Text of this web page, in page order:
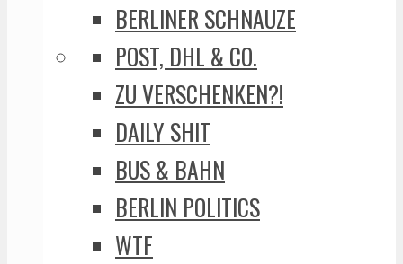
BERLINER SCHNAUZE
POST, DHL & CO.
ZU VERSCHENKEN?!
DAILY SHIT
BUS & BAHN
BERLIN POLITICS
WTF